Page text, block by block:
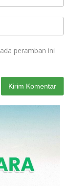
peramban ini